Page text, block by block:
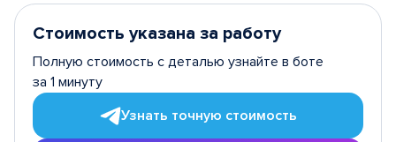
Стоимость указана за работу
Полную стоимость с деталью узнайте в боте
за 1 минуту
Узнать точную стоимость